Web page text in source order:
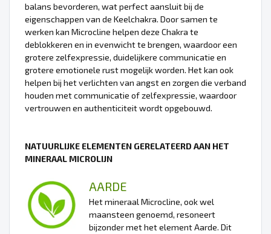
balans bevorderen, wat perfect aansluit bij de
eigenschappen van de Keelchakra. Door samen te
werken kan Microcline helpen deze Chakra te
deblokkeren en in evenwicht te brengen, waardoor een
grotere zelfexpressie, duidelijkere communicatie en
grotere emotionele rust mogelijk worden. Het kan ook
helpen bij het verlichten van angst en zorgen die verband
houden met communicatie of zelfexpressie, waardoor
vertrouwen en authenticiteit wordt opgebouwd.
NATUURLIJKE ELEMENTEN GERELATEERD AAN HET
MINERAAL MICROLIJN
AARDE
Het mineraal Microcline, ook wel
maansteen genoemd, resoneert
bijzonder met het element Aarde. Dit